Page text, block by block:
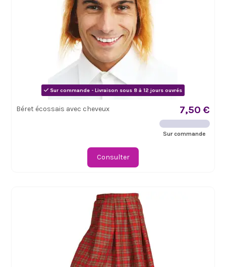
Sur commande - Livraison sous 8 à 12 jours ouvrés
Béret écossais avec cheveux 7,50 €
Sur commande
Consulter